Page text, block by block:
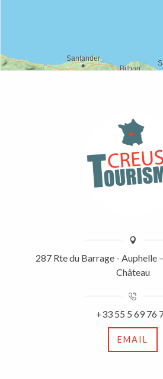
287 Rte du Barrage - Auphelle
Château
+33 55 5 69 76
EMAIL